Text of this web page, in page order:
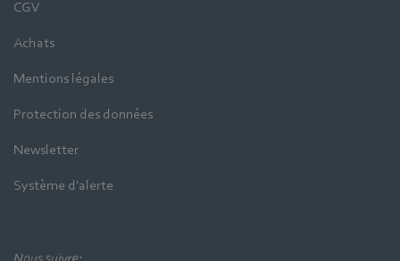
CGV
Achats
Mentions légales
Protection des données
Newsletter
Système d'alerte